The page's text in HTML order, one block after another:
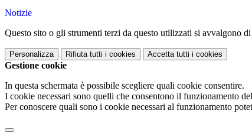
Notizie
Questo sito o gli strumenti terzi da questo utilizzati si avvalgono
Personalizza Rifiuta tutti i cookies Accetta tutti i cookies
Gestione cookie
In questa schermata è possibile scegliere quali cookie consentire.
I cookie necessari sono quelli che consentono il funzionamento
Per conoscere quali sono i cookie necessari al funzionamento